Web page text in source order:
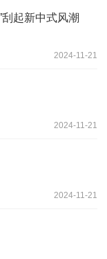
刮起新中式风潮
2024-11-21
2024-11-21
2024-11-21